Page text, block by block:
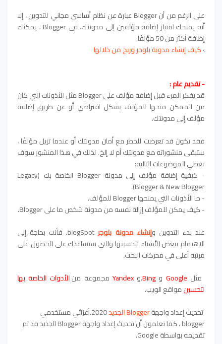
على الرغم من أن Blogger عبارة عن نظام أساسي مجاني للتدوين ، إلا
أنه يمنحك امتياز إضافة مؤلفين إلى مدونتك. في Blogger ، يمكنك
إضافة أكثر من 50 مؤلفًا.
›كيف إنشاء مدونة بلوجر وربح من خلالها
- تقديم عام :
قد يفكر المرء قبل إضافة مؤلف على Blogger مثل الأذونات التي كان
من الممكن منحها للمؤلف بشكل افتراضي أو عن طريق إضافة
مؤلف إلى مدونتك.
فقد تكون قد تعرضت للخطر مع أمان مدونتك أو عندما تزيل مؤلفًا ،
ستبقى منشوراته مع مدونتك أم لا إلخ. لذلك في هذا المنشور سوف
نغطي الموضوعات التالية:
- كيفية إضافة مؤلف إلى مدونة Blogger الخاصة بك (Legacy
Blogger & New Blogger).
- ما الأذونات التي يمنحها Blogger للمؤلف.
- كيف يمكن للمؤلف إزالة نفسه من مدونة شخص ما على Blogger.
عند بدء التدوين وإنشاء مدونة بلوجر
blogSpot. فأنت بحاجة إلى
الاهتمام ببعض الأشياء لتحسينها والتي ستساعدك على الحصول على
مرتبة أعلى في محركات البحث.
مثل Google و Bing.وYandex مجموعة منالأدوات الخاصة بها
لتحسينمواقع الويب.
تحديث إعداد واجهة
2020.أعزائي مستخدمي
blogger ، كما تعلمون أن تحديث إعداد واجهة Blogger الجديد قد تم
تقديمه بواسطة Google.